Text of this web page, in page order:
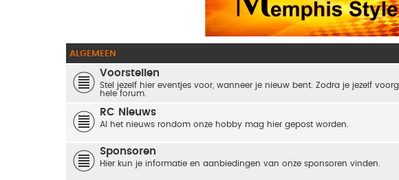
ALGEMEEN
Voorstellen
Stel jezelf hier eventjes voor, wanneer je nieuw bent. Zodra je jezelf
hele forum.
RC Nieuws
Al het nieuws rondom onze hobby mag hier gepost worden.
Sponsoren
Hier kun je informatie en aanbiedingen van onze sponsoren vinden.